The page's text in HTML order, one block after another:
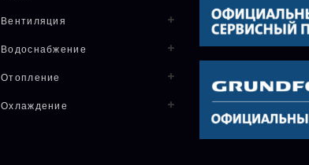
Вентиляция
Водоснабжение
Отопление
Охлаждение